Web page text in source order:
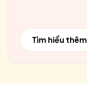
Tìm hiểu thêm